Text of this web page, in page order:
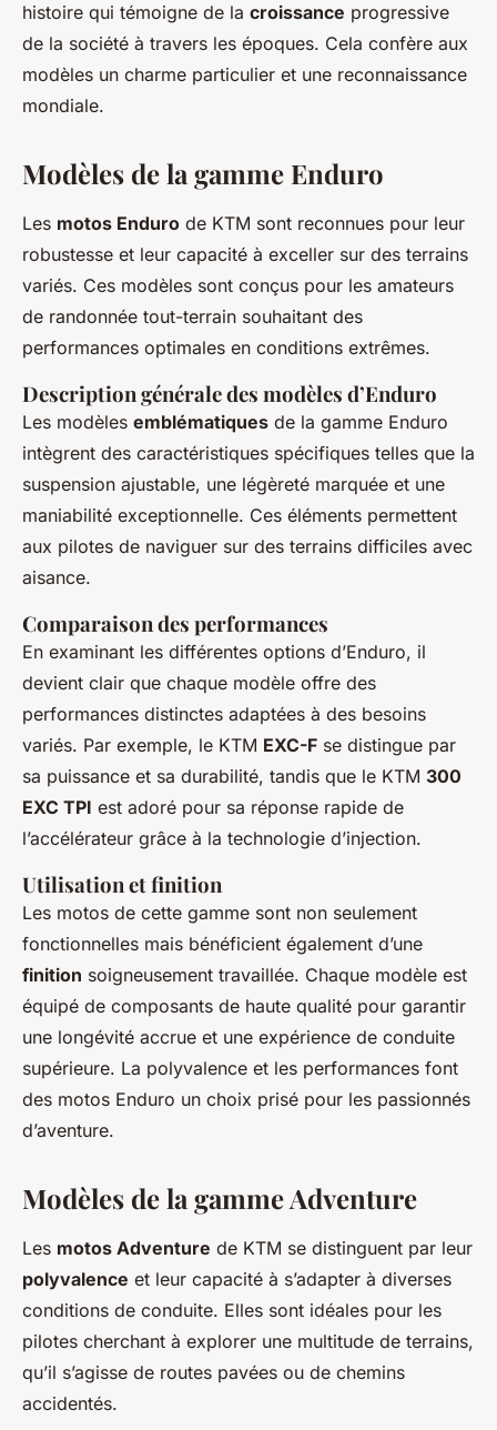
histoire qui témoigne de la croissance progressive
de la société à travers les époques. Cela confère aux
modèles un charme particulier et une reconnaissance
mondiale.
Modèles de la gamme Enduro
Les motos Enduro de KTM sont reconnues pour leur
robustesse et leur capacité à exceller sur des terrains
variés. Ces modèles sont conçus pour les amateurs
de randonnée tout-terrain souhaitant des
performances optimales en conditions extrêmes.
Description générale des modèles d’Enduro
Les modèles emblématiques de la gamme Enduro
intègrent des caractéristiques spécifiques telles que la
suspension ajustable, une légèreté marquée et une
maniabilité exceptionnelle. Ces éléments permettent
aux pilotes de naviguer sur des terrains difficiles avec
aisance.
Comparaison des performances
En examinant les différentes options d’Enduro, il
devient clair que chaque modèle offre des
performances distinctes adaptées à des besoins
variés. Par exemple, le KTM EXC-F se distingue par
sa puissance et sa durabilité, tandis que le KTM 300
EXC TPI est adoré pour sa réponse rapide de
l’accélérateur grâce à la technologie d’injection.
Utilisation et finition
Les motos de cette gamme sont non seulement
fonctionnelles mais bénéficient également d’une
finition soigneusement travaillée. Chaque modèle est
équipé de composants de haute qualité pour garantir
une longévité accrue et une expérience de conduite
supérieure. La polyvalence et les performances font
des motos Enduro un choix prisé pour les passionnés
d’aventure.
Modèles de la gamme Adventure
Les motos Adventure de KTM se distinguent par leur
polyvalence et leur capacité à s’adapter à diverses
conditions de conduite. Elles sont idéales pour les
pilotes cherchant à explorer une multitude de terrains,
qu’il s’agisse de routes pavées ou de chemins
accidentés.